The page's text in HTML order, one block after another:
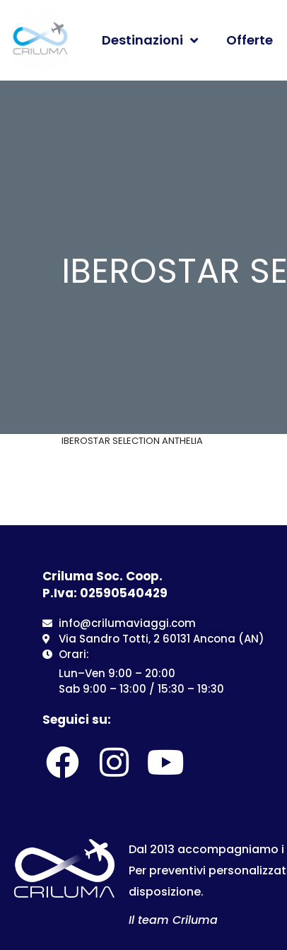
Destinazioni Offerte
IBEROSTAR
IBEROSTAR SELECTION ANTHELIA
Criluma Soc. Coop.
P.Iva: 02590540429
info@crilumaviaggi.com
Via Sandro Totti, 2 60131 Ancona (AN)
Orari:
Lun–Ven 9:00 – 20:00
Sab 9:00 – 13:00 / 15:30 – 19:30
Seguici su:
Dal 2013
Per preventivi
disposizione.
Il team Criluma